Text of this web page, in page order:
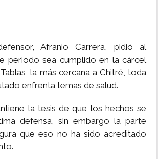
Afranio Carrera, pidió al
periodo sea cumplido en la cárcel
la más cercana a Chitré, toda
enfrenta temas de salud.
la tesis de que los hechos se
defensa, sin embargo la parte
que eso no ha sido acreditado